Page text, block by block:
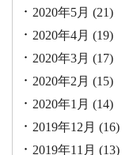
2020年5月 (21)
2020年4月 (19)
2020年3月 (17)
2020年2月 (15)
2020年1月 (14)
2019年12月 (16)
2019年11月 (13)